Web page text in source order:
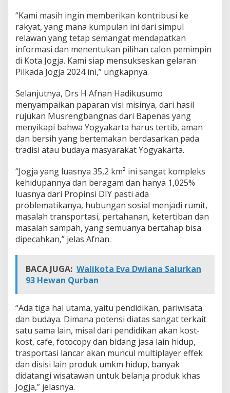
i
k
u
s
u
m
,
i
s
k
s
i
B
d
h
V
i
s
M
i
“Kami masih ingin memberikan kontribusi ke
rakyat, yang mana kumpulan ini dari simpul
relawan yang tetap semangat mendapatkan
informasi dan menentukan pilihan calon pemimpin
di Kota Jogja. Kami siap mensukseskan gelaran
Pilkada Jogja 2024 ini,” ungkapnya.
Selanjutnya, Drs H Afnan Hadikusumo
menyampaikan paparan visi misinya, dari hasil
rujukan Musrengbangnas dari Bapenas yang
menyikapi bahwa Yogyakarta harus tertib, aman
dan bersih yang bertemakan berdasarkan pada
tradisi atau budaya masyarakat Yogyakarta.
“Jogja yang luasnya 35,2 km² ini sangat kompleks
kehidupannya dan beragam dan hanya 1,025%
luasnya dari Propinsi DIY pasti ada
problematikanya, hubungan sosial menjadi rumit,
masalah transportasi, pertahanan, ketertiban dan
masalah sampah, yang semuanya bertahap bisa
dipecahkan,” jelas Afnan.
BACA JUGA: Walikota Eva Dwiana Salurkan
93 Hewan Qurban
“Ada tiga hal utama, yaitu pendidikan, pariwisata
dan budaya. Dimana potensi diatas sangat terkait
satu sama lain, misal dari pendidikan akan kost-
kost, cafe, fotocopy dan bidang jasa lain hidup,
trasportasi lancar akan muncul multiplayer effek
dan disisi lain produk umkm hidup, banyak
didatangi wisatawan untuk belanja produk khas
Jogja,” jelasnya.